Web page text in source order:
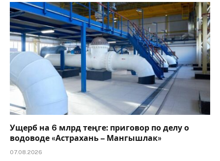
Ущерб на 6 млрд теңге: приговор по делу о
водоводе «Астрахань – Мангышлак»
07.08.2026